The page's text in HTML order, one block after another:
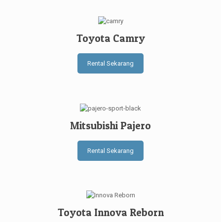
Toyota Camry
Rental Sekarang
Mitsubishi Pajero
Rental Sekarang
Toyota Innova Reborn